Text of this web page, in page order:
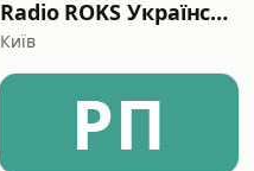
Radio ROKS Український Рок
Київ
РП